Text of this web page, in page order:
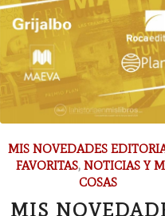
MIS NOVEDADES
FAVORITAS,NOTICIAS Y
COSAS
MIS